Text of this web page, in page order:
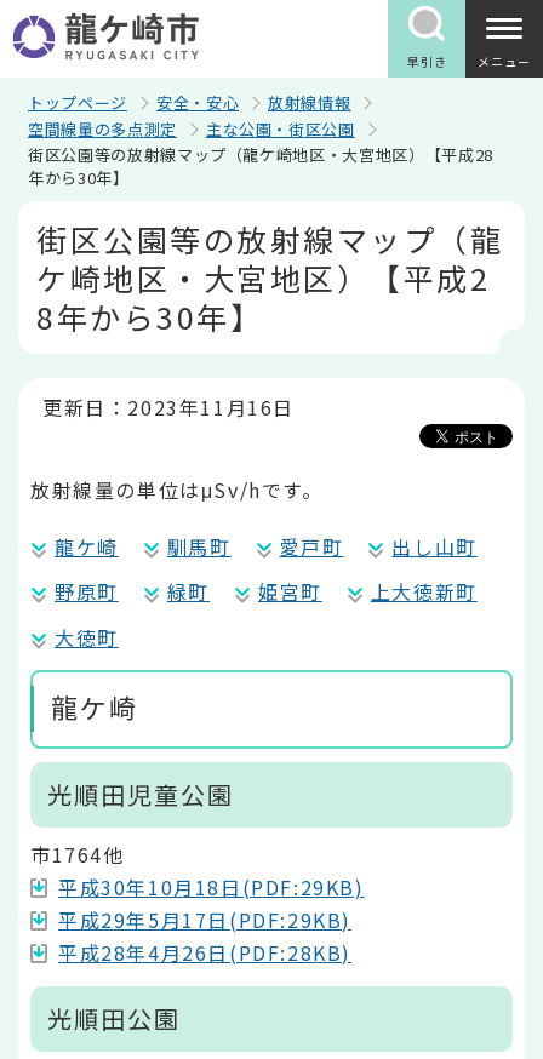
の
ペ
早引き メニュー
トップページ 安全・安心
放射線情報
空間線量の多点測定
主な公園・街区公園
街区公園等の放射線マップ（龍ケ崎地区・大宮地区）【平成28
年から30年】
街区公園等の放射線マップ（龍
ケ崎地区・大宮地区）【平成2
8年から30年】
更新日：2023年11月16日
放射線量の単位はμSv/hです。
龍ケ崎
馴馬町 愛戸町
出し山町
野原町
緑町 姫宮町
上大徳新町
大徳町
龍ケ崎
光順田児童公園
市1764他
平成30年10月18日(PDF:29KB)
平成29年5月17日(PDF:29KB)
平成28年4月26日(PDF:28KB)
光順田公園